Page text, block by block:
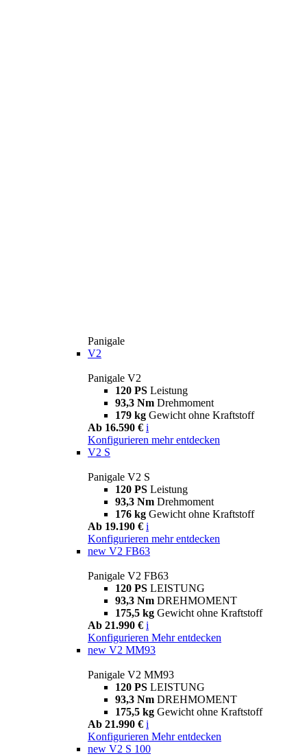
Panigale
V2
Panigale V2
120 PS Leistung
93,3 Nm Drehmoment
179 kg Gewicht ohne Kraftstoff
Ab 16.590 € i
Konfigurieren mehr entdecken
V2 S
Panigale V2 S
120 PS Leistung
93,3 Nm Drehmoment
176 kg Gewicht ohne Kraftstoff
Ab 19.190 € i
Konfigurieren mehr entdecken
new V2 FB63
Panigale V2 FB63
120 PS LEISTUNG
93,3 Nm DREHMOMENT
175,5 kg Gewicht ohne Kraftstoff
Ab 21.990 € i
Konfigurieren Mehr entdecken
new V2 MM93
Panigale V2 MM93
120 PS LEISTUNG
93,3 Nm DREHMOMENT
175,5 kg Gewicht ohne Kraftstoff
Ab 21.990 € i
Konfigurieren Mehr entdecken
new V2 S 100